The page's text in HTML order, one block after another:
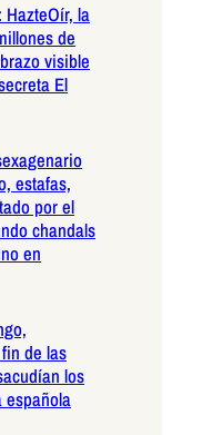
HazteOír, la
de
visible
El
estafas,
por el
chandals
en
de las
los
española